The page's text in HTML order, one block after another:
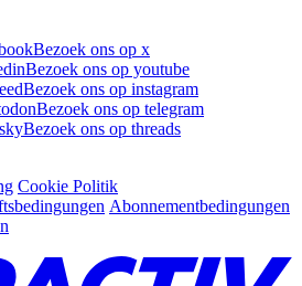
Bezoek ons op x
Bezoek ons op youtube
Bezoek ons op instagram
Bezoek ons op telegram
Bezoek ons op threads
Cookie Politik
Abonnementbedingungen